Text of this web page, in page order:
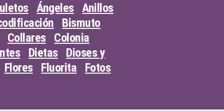
Ángeles Anillos
Bismuto
Collares
Colonia
Dietas
Dioses y
Flores
Fluorita Fotos